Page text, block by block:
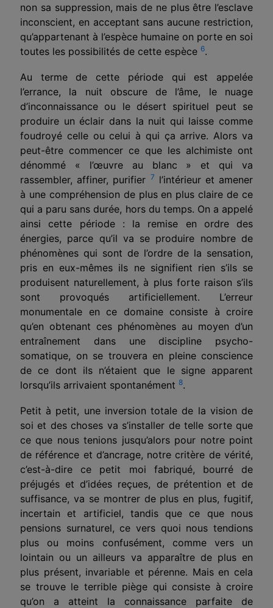
non sa suppression, mais de ne plus être l’esclave
inconscient, en acceptant sans aucune restriction,
qu’appartenant à l’espèce humaine on porte en soi
toutes les possibilités de cette espèce 6.
Au terme de cette période qui est appelée
l’errance, la nuit obscure de l’âme, le nuage
d’inconnaissance ou le désert spirituel peut se
produire un éclair dans la nuit qui laisse comme
foudroyé celle ou celui à qui ça arrive. Alors va
peut-être commencer ce que les alchimiste ont
dénommé « l’œuvreau blanc » et qui va
rassembler, affiner, purifier 7 l’intérieur et amener
à une compréhension de plus en plus claire de ce
qui a paru sans durée, hors du temps. On a appelé
ainsi cette période : la remise en ordre des
énergies, parce qu’il va se produire nombre de
phénomènes qui sont de l’ordre de la sensation,
pris en eux-mêmes ils ne signifient rien s’ils se
pro­duisent naturellement, à plus forte raison s’ils
sont provoqués artificiellement. L’erreur
monumentale en ce domaine consiste à croire
qu’en obtenant ces phénomènes au moyen d’un
entraî­nement dans une discipline psycho-
somatique, on se trouvera en pleine conscience
de ce dont ils n’étaient que le signe apparent
lorsqu’ils arrivaient spontanément 8.
Petit à petit, une inversion totale de la vision de
soi et des choses va s’installer de telle sorte que
ce que nous tenions jusqu’alors pour notre point
de référence et d’ancrage, notre critère de vérité,
c’est-à-dire ce petit moi fabriqué, bourré de
préjugés et d’idées reçues, de prétention et de
suffisance, va se montrer de plus en plus, fugitif,
incertain et artificiel, tandis que ce que nous
pensions surnaturel, ce vers quoi nous tendions
plus ou moins confusément, comme vers un
lointain ou un ailleurs va apparaître de plus en
plus présent, invariable et pérenne. Mais en cela
se trouve le terrible piège qui consiste à croire
qu’on a atteint la connaissance parfaite de